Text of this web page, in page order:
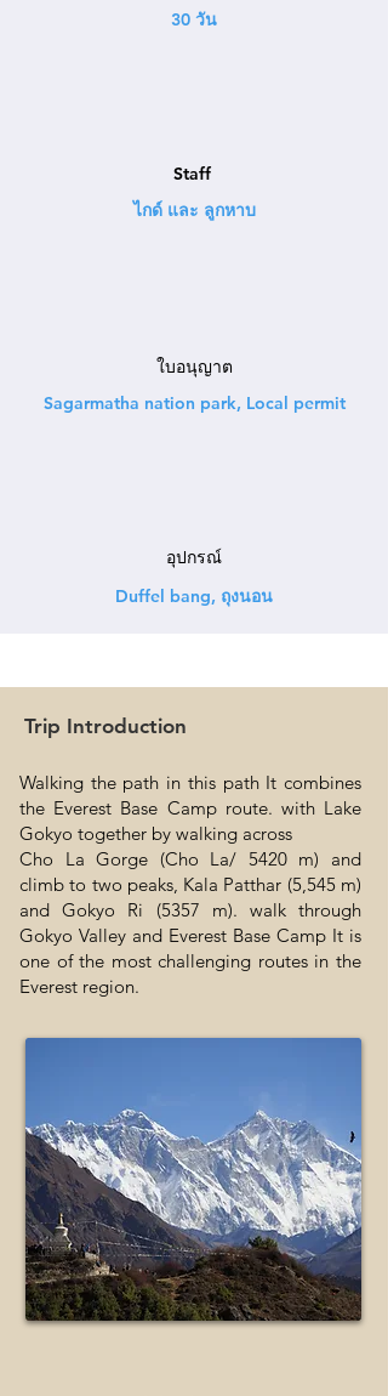
30 วัน
Staff
ไกด์ และ ลูกหาบ
ใบอนุญาต
Sagarmatha nation park, Local permit
อุปกรณ์
Duffel bang, ถุงนอน
Trip Introduction
Walking the path in this path It combines
the Everest Base Camp route. with Lake
Gokyo together by walking across
Cho La Gorge (Cho La/ 5420 m) and
climb to two peaks, Kala Patthar (5,545 m)
and Gokyo Ri (5357 m). walk through
Gokyo Valley and Everest Base Camp It is
one of the most challenging routes in the
Everest region.